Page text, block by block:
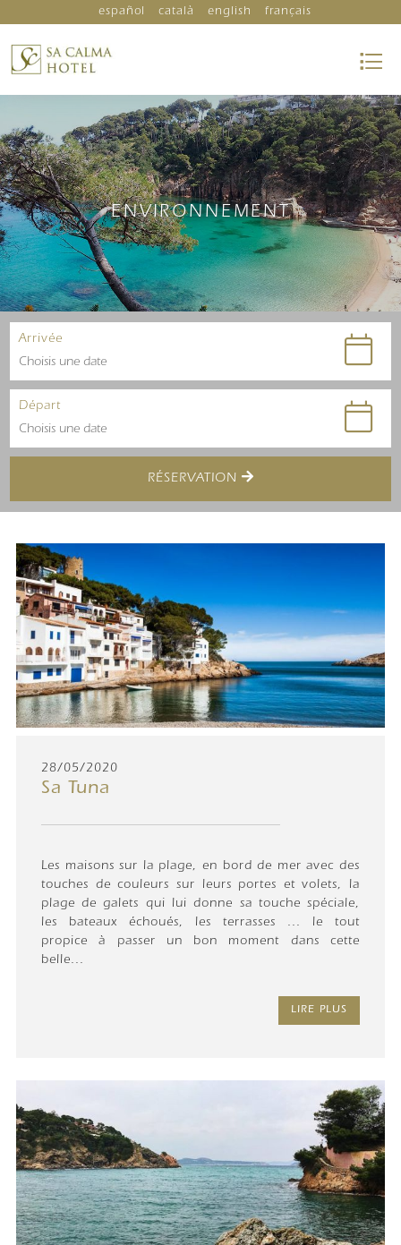
español català english français
Arrivée
Départ
RÉSERVATION
ENVIRONNEMENT
28/05/2020
Sa Tuna
Les maisons sur la plage, en bord de mer avec des
touches de couleurs sur leurs portes et volets, la
plage de galets qui lui donne sa touche spéciale,
les bateaux échoués, les terrasses ... le tout
propice à passer un bon moment dans cette
belle...
LIRE PLUS